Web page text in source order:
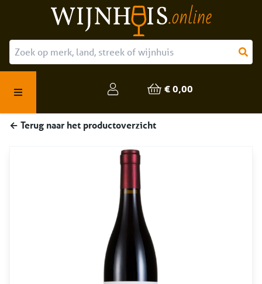
€ 0,00
Onze producten
Veelgestelde vragen
← Terug naar het productoverzicht